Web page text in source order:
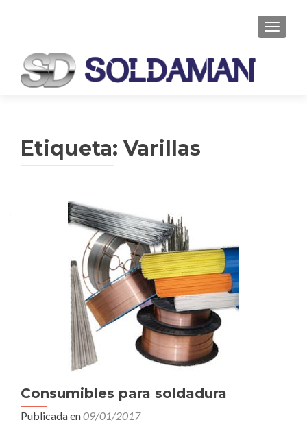
Etiqueta: Varillas
Consumibles para soldadura
Publicada en09/01/2017